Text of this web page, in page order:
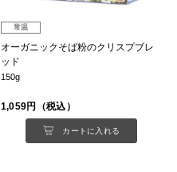
常温
オーガニックそば粉のクリスプブレ
ッド
150g
1,059円（税込）
カートに入れる